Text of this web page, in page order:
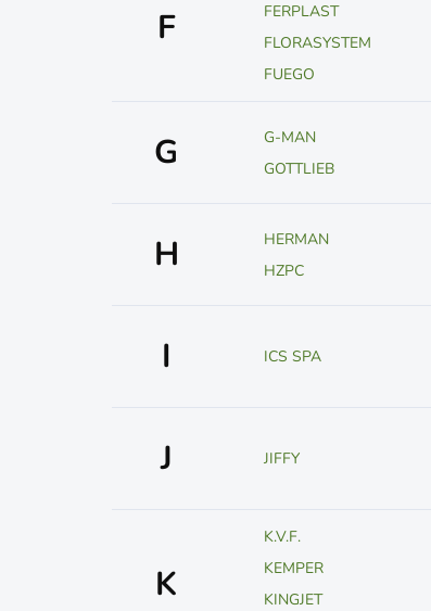
F
FERPLAST
FLORASYSTEM
FUEGO
G G-MAN
GOTTLIEB
H HERMAN
HZPC
I ICS SPA
J JIFFY
K
K.V.F.
KEMPER
KINGJET